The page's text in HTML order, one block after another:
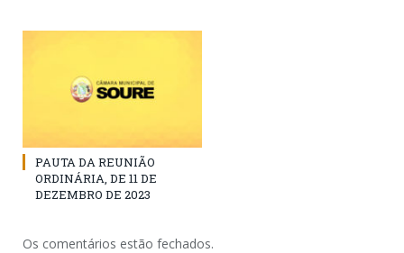
PAUTA DA REUNIÃO
ORDINÁRIA, DE 11 DE
DEZEMBRO DE 2023
Os comentários estão fechados.